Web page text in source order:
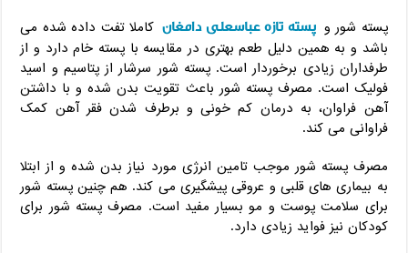
پسته شور و پسته تازه عباسعلی دامغان کاملا تفت داده شده می
باشد و به همین دلیل طعم بهتری در مقایسه با پسته خام دارد و از
طرفداران زیادی برخوردار است. پسته شور سرشار از پتاسیم و اسید
فولیک است. مصرف پسته شور باعث تقویت بدن شده و با داشتن
آهن فراوان، به درمان کم خونی و برطرف شدن فقر آهن کمک
فراوانی می کند.
مصرف پسته شور موجب تامین انرژی مورد نیاز بدن شده و از ابتلا
به بیماری های قلبی و عروقی پیشگیری می کند. هم چنین پسته شور
برای سلامت پوست و مو بسیار مفید است. مصرف پسته شور برای
کودکان نیز فواید زیادی دارد.